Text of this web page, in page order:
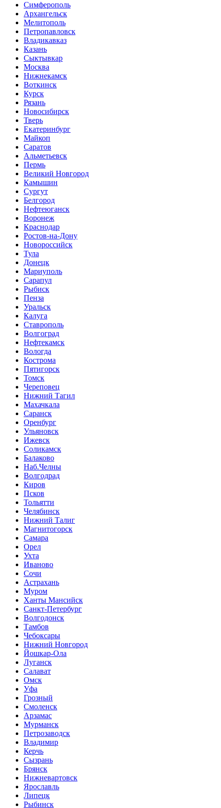
Симферополь
Архангельск
Мелитополь
Петропавловск
Владикавказ
Казань
Сыктывкар
Москва
Нижнекамск
Воткинск
Курск
Рязань
Новосибирск
Тверь
Екатеринбург
Майкоп
Саратов
Альметьевск
Пермь
Великий Новгород
Камышин
Сургут
Белгород
Нефтеюганск
Воронеж
Краснодар
Ростов-на-Дону
Новороссийск
Тула
Донецк
Мариуполь
Сарапул
Рыбиск
Пенза
Уральск
Калуга
Ставрополь
Волгоград
Нефтекамск
Вологда
Кострома
Пятигорск
Томск
Череповец
Нижний Тагил
Махачкала
Саранск
Оренбург
Ульяновск
Ижевск
Соликамск
Балаково
Наб.Челны
Волгодрад
Киров
Псков
Тольятти
Челябинск
Нижний Талиг
Магнитогорск
Самара
Орел
Ухта
Иваново
Сочи
Астрахань
Муром
Ханты Мансийск
Санкт-Петербург
Волгодонск
Тамбов
Чебоксары
Нижний Новгород
Йошкар-Ола
Луганск
Салават
Омск
Уфа
Грозный
Смоленск
Арзамас
Мурманск
Петрозаводск
Владимир
Керчь
Сызрань
Брянск
Нижневартовск
Ярославль
Липецк
Рыбинск